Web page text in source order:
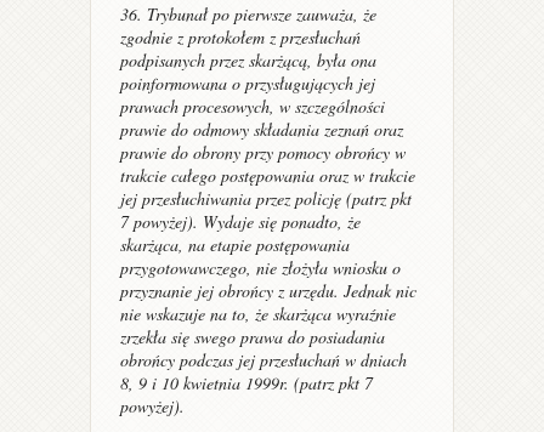
36. Trybunał po pierwsze zauważa, że
zgodnie z protokołem z przesłuchań
podpisanych przez skarżącą, była ona
poinformowana o przysługujących jej
prawach procesowych, w szczególności
prawie do odmowy składania zeznań oraz
prawie do obrony przy pomocy obrońcy w
trakcie całego postępowania oraz w trakcie
jej przesłuchiwania przez policję (patrz pkt
7 powyżej). Wydaje się ponadto, że
skarżąca, na etapie postępowania
przygotowawczego, nie złożyła wniosku o
przyznanie jej obrońcy z urzędu. Jednak nic
nie wskazuje na to, że skarżąca wyraźnie
zrzekła się swego prawa do posiadania
obrońcy podczas jej przesłuchań w dniach
8, 9 i 10 kwietnia 1999r. (patrz pkt 7
powyżej).